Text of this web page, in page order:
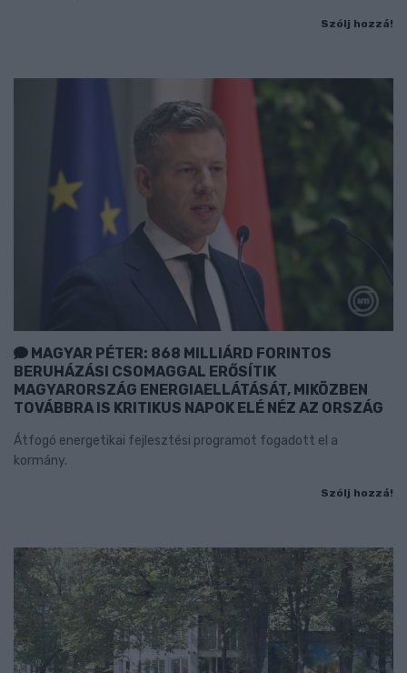
Szólj hozzá!
MAGYAR PÉTER: 868 MILLIÁRD FORINTOS
BERUHÁZÁSI CSOMAGGAL ERŐSÍTIK
MAGYARORSZÁG ENERGIAELLÁTÁSÁT, MIKÖZBEN
TOVÁBBRA IS KRITIKUS NAPOK ELÉ NÉZ AZ ORSZÁG
Átfogó energetikai fejlesztési programot fogadott el a
kormány.
Szólj hozzá!